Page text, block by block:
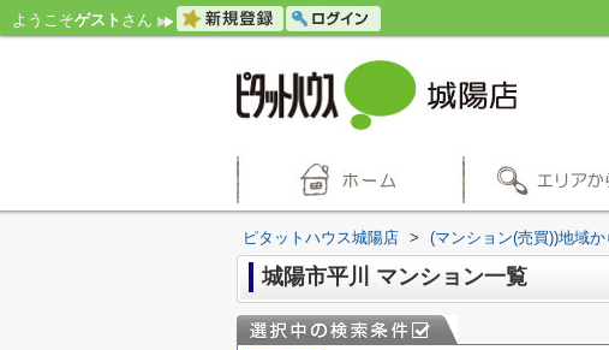
ようこそゲスト さん
ピタットハウス城陽店 > (マンション(売買))地域か
城陽市平川 マンション一覧